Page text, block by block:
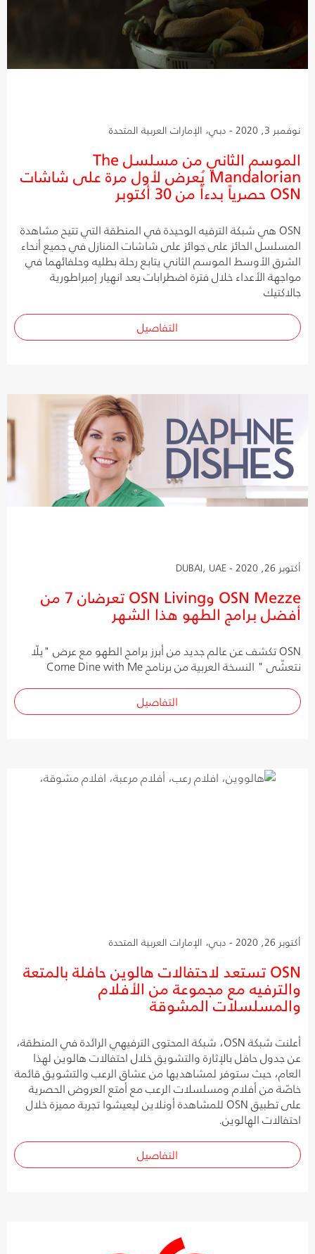
نوفمبر 3, 2020 - دبي، الإمارات العربية المتحدة
الموسم الثاني من مسلسل The
Mandalorian يُعرض لأول مرة على شاشات
OSN حصرياً بدءاً من 30 أكتوبر
OSN هي شبكة الترفيه الوحيدة في المنطقة التي تتيح مشاهدة
المسلسل الحائز على جوائز على شاشات المنازل في جميع أنحاء
الشرق الأوسط الموسم الثاني يتابع رحلة بطليه وحلفائهما في
مواجهة الأعداء خلال فترة اضطرابات بعد انهيار إمبراطورية
جالاكتيك
التفاصيل
أكتوبر 26, 2020 - DUBAI, UAE
OSN Mezze وOSN Living تعرضان 7 من
أفضل برامج الطهو هذا الشهر
OSN تكشف عن عالم جديد من أبرز برامج الطهو مع عرض "يلّا
نتعشّى " النسخة العربية من برنامج Come Dine with Me
التفاصيل
أكتوبر 26, 2020 - دبي، الإمارات العربية المتحدة
OSN تستعد لاحتفالات هالوين حافلة بالمتعة
والترفيه مع مجموعة من الأفلام
والمسلسلات المشوقة
أعلنت شبكة OSN، شبكة المحتوى الترفيهي الرائدة في المنطقة،
عن جدول حافل بالإثارة والتشويق خلال احتفالات هالوين لهذا
العام، حيث ستوفر لمشاهديها من عشاق الرعب والتشويق قائمة
خاصّة من أفلام ومسلسلات الرعب مع أمتع العروض الحصرية
على تطبيق OSN للمشاهدة أونلاين ليعيشوا تجربة مميزة خلال
احتفالات الهالوين.
التفاصيل